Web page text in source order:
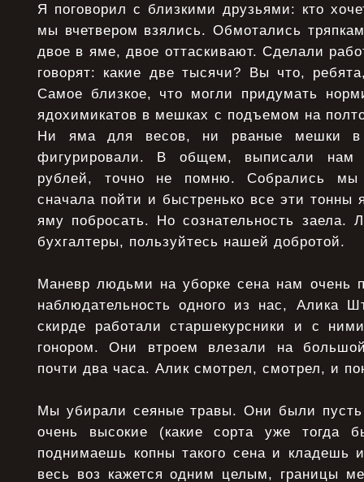
Я поговорил с близкими друзьями: кто
мы вчетвером взялись. Обмотались
двое в яме, двое оттаскивают. Сделали
говорят: какие две тысячи? Вы что,
Самое близкое, что могли придумать
ядохимикатов в мешках с подъемом на
Ни яма для весов, ни рваные мешки в
фигурировали. В общем, выписали нам
рублей, точно не помню. Собрались
сначала пойти и быстренько все эти тонны
яму побросать. Но сознательность заела.
бухгалтеры, пользуйтесь нашей добротой.
Маневр людьми на уборке сена нам очень
наблюдательность одного из нас, Алика
скирде работали старшекурсники и с
гонором. Они втроем влезали на большой
почти два часа. Алик смотрел, смотрел, и
Мы убирали сеяные травы. Они были пусть
очень высокие (какие сорта уже тогда
поднимаешь копны такого сена и кладешь
весь воз кажется одним целым, границы